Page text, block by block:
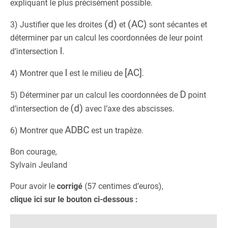
expliquant le plus précisément possible.
3) Justifier que les droites (d) et (AC) sont sécantes et
déterminer par un calcul les coordonnées de leur point
d’intersection I.
4) Montrer que I est le milieu de [AC] .
5) Déterminer par un calcul les coordonnées de D point
d’intersection de (d) avec l’axe des abscisses.
6) Montrer que ADBC est un trapèze.
Bon courage,
Sylvain Jeuland
Pour avoir le corrigé (57 centimes d’euros),
clique ici sur le bouton ci-dessous :